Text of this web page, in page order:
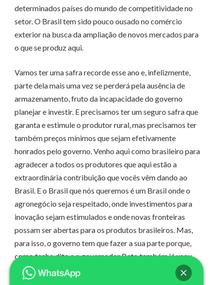
determinados países do mundo de competitividade no
setor. O Brasil tem sido pouco ousado no comércio
exterior na busca da ampliação de novos mercados para
o que se produz aqui.
Vamos ter uma safra recorde esse ano e, infelizmente,
parte dela mais uma vez se perderá pela ausência de
armazenamento, fruto da incapacidade do governo
planejar e investir. E precisamos ter um seguro safra que
garanta e estimule o produtor rural, mas precisamos ter
também preços mínimos que sejam efetivamente
honrados pelo governo. Venho aqui como brasileiro para
agradecer a todos os produtores que aqui estão a
extraordinária contribuição que vocês vêm dando ao
Brasil. E o Brasil que nós queremos é um Brasil onde o
agronegócio seja respeitado, onde investimentos para
inovação sejam estimulados e onde novas fronteiras
possam ser abertas para os produtos brasileiros. Mas,
para isso, o governo tem que fazer a sua parte porque,
como tenho dito e o governador Beto também já usou
várias vezes essas expressão, da porteira para dentro
ninguém é mais produtivo e competitivo do que o